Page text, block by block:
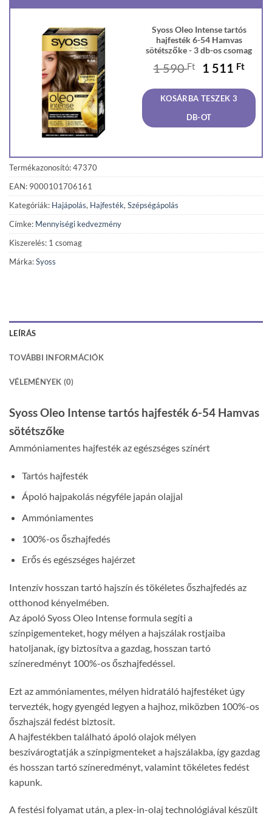
Syoss Oleo Intense tartós
hajfesték 6-54 Hamvas
sötétszőke - 3 db-os csomag
1 590Ft
Original
was:
1
590 Ft.
1 511 Ft
is:
511
KOSÁRBA TESZEK 3
DB-OT
Termékazonosító: 47370
EAN: 9000101706161
Kategóriák: Hajápolás, Hajfesték, Szépségápolás
Címke: Mennyiségi kedvezmény
Kiszerelés: 1 csomag
Márka:Syoss
LEÍRÁS
TOVÁBBI INFORMÁCIÓK
VÉLEMÉNYEK (0)
Syoss Oleo Intense tartós hajfesték 6-54 Hamvas
sötétszőke
Ammóniamentes hajfesték az egészséges színért
Tartós hajfesték
Ápoló hajpakolás négyféle japán olajjal
Ammóniamentes
100%-os őszhajfedés
Erős és egészséges hajérzet
Intenzív hosszan tartó hajszín és tökéletes őszhajfedés az
otthonod kényelmében.
Az ápoló Syoss Oleo Intense formula segíti a
színpigementeket, hogy mélyen a hajszálak rostjaiba
hatoljanak, így biztosítva a gazdag, hosszan tartó
színeredményt 100%-os őszhajfedéssel.
Ezt az ammóniamentes, mélyen hidratáló hajfestéket úgy
tervezték, hogy gyengéd legyen a hajhoz, miközben 100%-os
őszhajszál fedést biztosít.
A hajfestékben található ápoló olajok mélyen
beszivárogtatják a színpigmenteket a hajszálakba, így gazdag
és hosszan tartó színeredményt, valamint tökéletes fedést
kapunk.
A festési folyamat után, a plex-in-olaj technológiával készült